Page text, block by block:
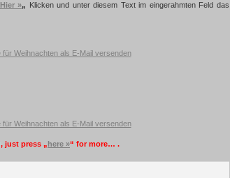
Hier »„ Klicken und unter diesem Text im eingerahmten Feld das
just press „here »“ for more… .